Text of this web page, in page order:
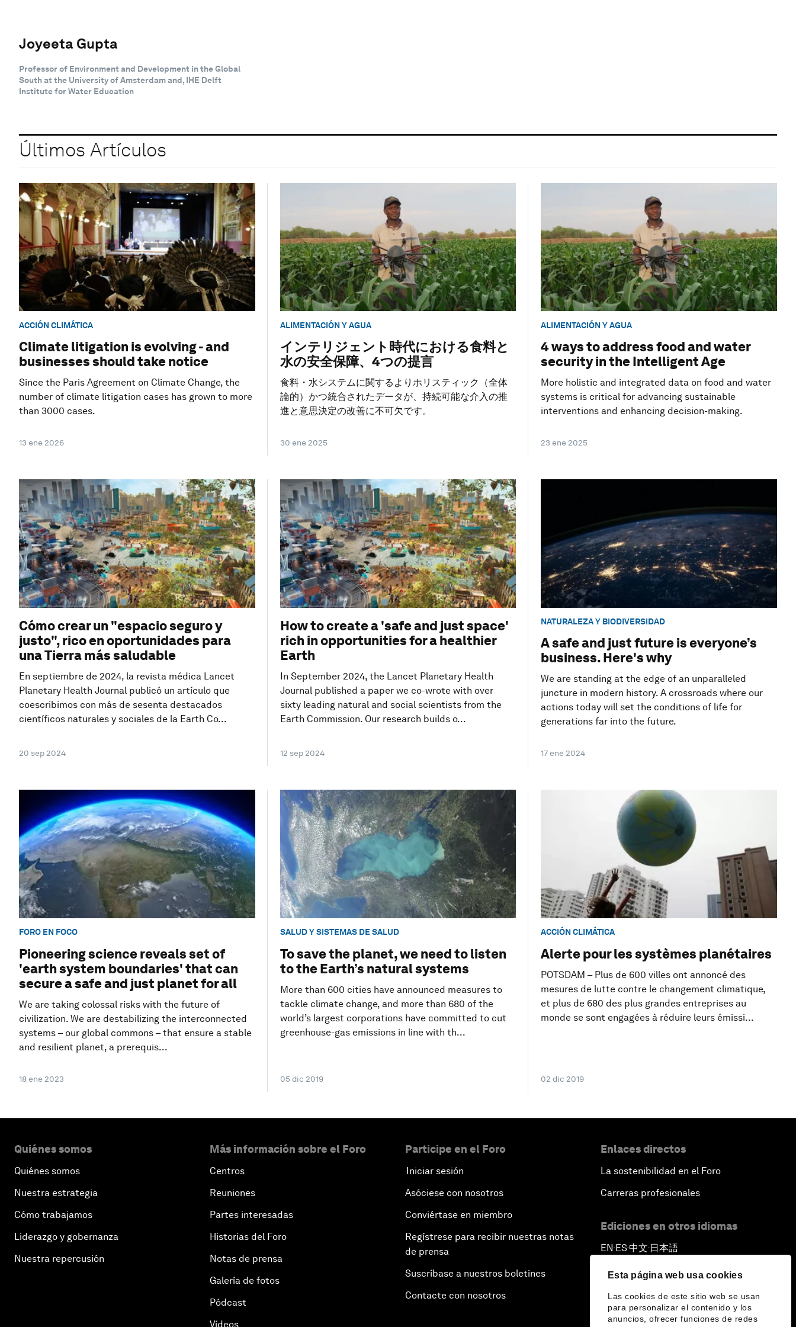
Esta página web usa cookies
Las cookies de este sitio web se usan
para personalizar el contenido y los
anuncios, ofrecer funciones de redes
Joyeeta Gupta
Professor of Environment and Development in the Global
South at the University of Amsterdam and, IHE Delft
Institute for Water Education
Últimos Artículos
ACCIÓN CLIMÁTICA
Climate litigation is evolving - and
businesses should take notice
Since the Paris Agreement on Climate Change, the
number of climate litigation cases has grown to more
than 3000 cases.
13 ene 2026
ALIMENTACIÓN Y AGUA
インテリジェント時代における食料と
水の安全保障、4つの提言
食料・水システムに関するよりホリスティック（全体
論的）かつ統合されたデータが、持続可能な介入の推
進と意思決定の改善に不可欠です。
30 ene 2025
ALIMENTACIÓN Y AGUA
4 ways to address food and water
security in the Intelligent Age
More holistic and integrated data on food and water
systems is critical for advancing sustainable
interventions and enhancing decision-making.
23 ene 2025
Cómo crear un "espacio seguro y
justo", rico en oportunidades para
una Tierra más saludable
En septiembre de 2024, la revista médica Lancet
Planetary Health Journal publicó un artículo que
coescribimos con más de sesenta destacados
científicos naturales y sociales de la Earth Co...
20 sep 2024
How to create a 'safe and just space'
rich in opportunities for a healthier
Earth
In September 2024, the Lancet Planetary Health
Journal published a paper we co-wrote with over
sixty leading natural and social scientists from the
Earth Commission. Our research builds o...
12 sep 2024
NATURALEZA Y BIODIVERSIDAD
A safe and just future is everyone’s
business. Here's why
We are standing at the edge of an unparalleled
juncture in modern history. A crossroads where our
actions today will set the conditions of life for
generations far into the future.
17 ene 2024
FORO EN FOCO
Pioneering science reveals set of
'earth system boundaries' that can
secure a safe and just planet for all
We are taking colossal risks with the future of
civilization. We are destabilizing the interconnected
systems – our global commons – that ensure a stable
and resilient planet, a prerequis...
18 ene 2023
SALUD Y SISTEMAS DE SALUD
To save the planet, we need to listen
to the Earth’s natural systems
More than 600 cities have announced measures to
tackle climate change, and more than 680 of the
world’s largest corporations have committed to cut
greenhouse-gas emissions in line with th...
05 dic 2019
ACCIÓN CLIMÁTICA
Alerte pour les systèmes planétaires
POTSDAM – Plus de 600 villes ont annoncé des
mesures de lutte contre le changement climatique,
et plus de 680 des plus grandes entreprises au
monde se sont engagées à réduire leurs émissi...
02 dic 2019
Quiénes somos
Quiénes somos
Nuestra estrategia
Cómo trabajamos
Liderazgo y gobernanza
Nuestra repercusión
Más información sobre el Foro
Centros
Reuniones
Partes interesadas
Historias del Foro
Notas de prensa
Galería de fotos
Pódcast
Vídeos
Participe en el Foro
Iniciar sesión
Asóciese con nosotros
Conviértase en miembro
Regístrese para recibir nuestras notas
de prensa
Suscríbase a nuestros boletines
Contacte con nosotros
Enlaces directos
La sostenibilidad en el Foro
Carreras profesionales
Ediciones en otros idiomas
EN ▪ES▪中文▪ 日本語